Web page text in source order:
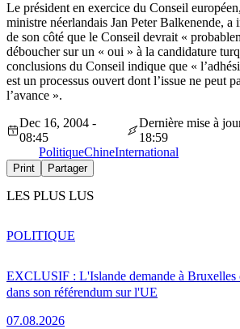
Le président en exercice du Conseil
ministre néerlandais Jan Peter Balkenende, a
de son côté que le Conseil devrait «
déboucher sur un « oui » à la candidature
conclusions du Conseil indique que «
est un processus ouvert dont l’issue ne peut
l’avance ».
Dec 16, 2004 -
08:45
Dernière mise à
18:59
PolitiqueChineInternational
Print Partager
LES PLUS LUS
EXCLUSIF : L'Islande demande à Bruxelles
dans son référendum sur l'UE
07.08.2026
POLITIQUE